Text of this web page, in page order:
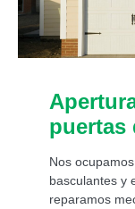
puertas
Nos
basculantes y
reparamos